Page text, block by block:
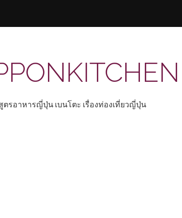
ตรอาหารญี่ปุ่น เบนโตะ เรื่องท่องเที่ยวญี่ปุ่น